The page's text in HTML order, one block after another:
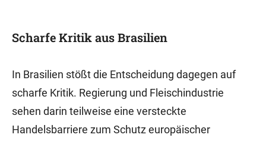
Scharfe Kritik aus Brasilien
In Brasilien stößt die Entscheidung dagegen auf
scharfe Kritik. Regierung und Fleischindustrie
sehen darin teilweise eine versteckte
Handelsbarriere zum Schutz europäischer